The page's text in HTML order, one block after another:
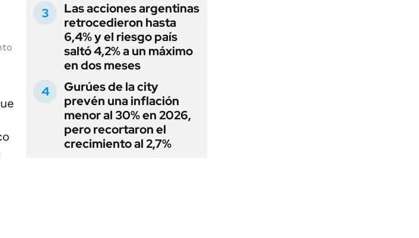
Las acciones argentinas
retrocedieron hasta
6,4% y el riesgo país
saltó 4,2% a un máximo
en dos meses
Gurúes de la city
prevén una inflación
menor al 30% en 2026,
pero recortaron el
crecimiento al 2,7%